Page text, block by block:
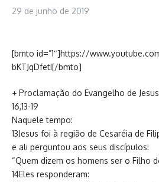
29 de junho de 2019
[bmto id=”1″]https://
bKTJqDfetI[/bmto]
+ Proclamação do Evangelho de
16,13-19
Naquele tempo:
13Jesus foi à região de Cesaréia de
e ali perguntou aos seus discípulos:
“Quem dizem os homens ser o Filho
14Eles responderam: